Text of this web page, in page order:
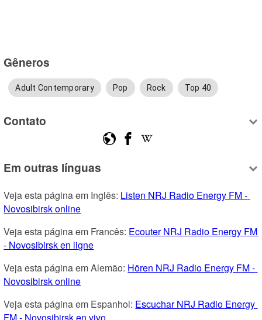
Gêneros
Adult Contemporary Pop Rock Top 40
Contato
Em outras línguas
Veja esta página em Inglês: Listen NRJ Radio Energy FM -
Novosibirsk online
Veja esta página em Francês: Ecouter NRJ Radio Energy FM
- Novosibirsk en ligne
Veja esta página em Alemão: Hören NRJ Radio Energy FM -
Novosibirsk online
Veja esta página em Espanhol: Escuchar NRJ Radio Energy
FM - Novosibirsk en vivo